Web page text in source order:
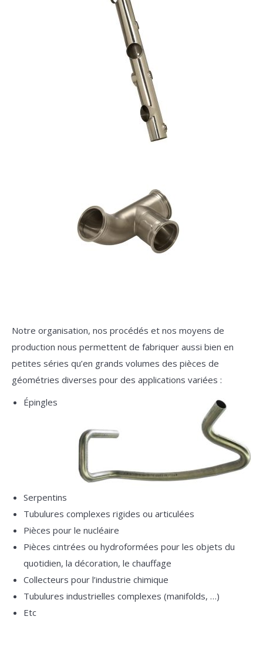
Notre organisation, nos procédés et nos moyens de
production nous permettent de fabriquer aussi bien en
petites séries qu’en grands volumes des pièces de
géométries diverses pour des applications variées :
Épingles
Serpentins
Tubulures complexes rigides ou articulées
Pièces pour le nucléaire
Pièces cintrées ou hydroformées pour les objets du
quotidien, la décoration, le chauffage
Collecteurs pour l’industrie chimique
Tubulures industrielles complexes (manifolds, …)
Etc